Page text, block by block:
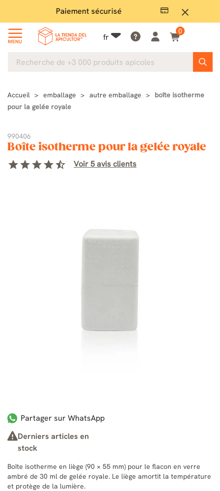
close
Paiement sécurisé
MENU fr
0
Accueil emballage autre emballage
boîte isotherme
pour la gelée royale
990406
Boîte isotherme pour la gelée royale
starstarstarstarstar_half Voir 5 avis clients
Partager sur WhatsApp
Derniers articles en
stock
Boîte isotherme en liège (90 × 55 mm) pour le flacon en verre
ambré de 30 ml de gelée royale. Le liège amortit la température
et protège de la lumière.